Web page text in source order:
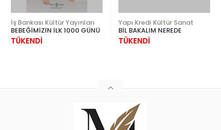
İş Bankası Kültür Yayınları
BEBEĞİMİZİN İLK 1000 GÜNÜ
TÜKENDİ
Yapı Kredi Kültür Sanat
BİL BAKALIM NEREDE
TÜKENDİ